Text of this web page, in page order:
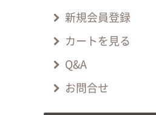
新規会員登録
カートを見る
Q&A
お問合せ